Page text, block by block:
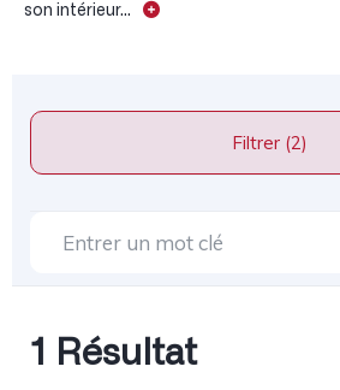
son intérieur...
Filtrer (2)
1 Résultat